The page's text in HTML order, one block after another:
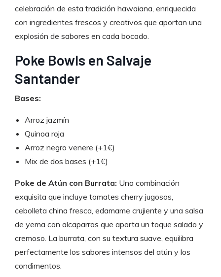
celebración de esta tradición hawaiana, enriquecida
con ingredientes frescos y creativos que aportan una
explosión de sabores en cada bocado.
Poke Bowls en Salvaje
Santander
Bases:
Arroz jazmín
Quinoa roja
Arroz negro venere (+1€)
Mix de dos bases (+1€)
Poke de Atún con Burrata: Una combinación
exquisita que incluye tomates cherry jugosos,
cebolleta china fresca, edamame crujiente y una salsa
de yema con alcaparras que aporta un toque salado y
cremoso. La burrata, con su textura suave, equilibra
perfectamente los sabores intensos del atún y los
condimentos.